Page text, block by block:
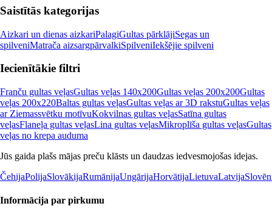
Saistītās kategorijas
Aizkari un dienas aizkariPalagiGultas pārklājiSegas un
spilveniMatrača aizsargpārvalkiSpilveniIekšējie spilveni
Iecienītākie filtri
Franču gultas veļasGultas veļas 140x200Gultas veļas 200x200Gultas
veļas 200x220Baltas gultas veļasGultas veļas ar 3D rakstuGultas veļas
ar Ziemassvētku motīvuKokvilnas gultas veļasSatīna gultas
veļasFlaneļa gultas veļasLina gultas veļasMikroplīša gultas veļasGultas
veļas no krepa auduma
Jūs gaida plašs mājas preču klāsts un daudzas iedvesmojošas idejas.
ČehijaPolijaSlovākijaRumānijaUngārijaHorvātijaLietuvaLatvija
Informācija par pirkumu